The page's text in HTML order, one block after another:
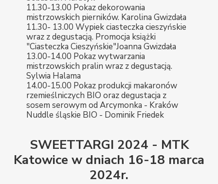
11.30-13.00 Pokaz dekorowania
mistrzowskich pierników. Karolina Gwizdała
11.30- 13.00 Wypiek ciasteczka cieszyńskie
wraz z degustacją. Promocja książki
"Ciasteczka Cieszyńskie"Joanna Gwizdała
13.00-14.00 Pokaz wytwarzania
mistrzowskich pralin wraz z degustacją.
Sylwia Halama
14.00-15.00 Pokaz produkcji makaronów
rzemieślniczych BIO oraz degustacja z
sosem serowym od Arcymonka - Kraków
Nuddle śląskie BIO - Dominik Friedek
SWEETTARGI 2024 - MTK
Katowice w dniach 16-18 marca
2024r.